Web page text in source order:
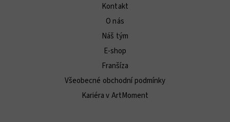
Kontakt
O nás
Náš tým
E-shop
Franšíza
Všeobecné obchodní podmínky
Kariéra v ArtMoment